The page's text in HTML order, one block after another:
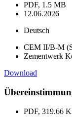
PDF, 1.5 MB
12.06.2026
Deutsch
CEM II/B-M
Zementwerk
Download
PDF, 319.66